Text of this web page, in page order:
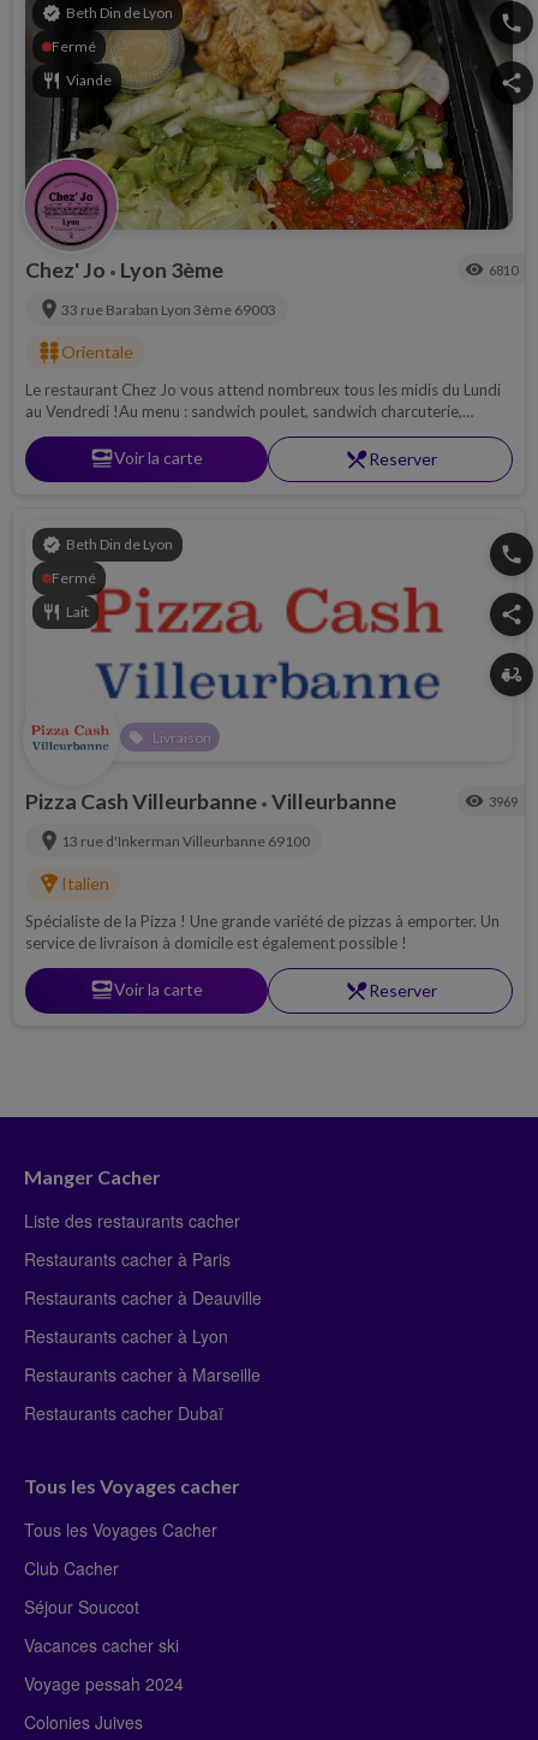
verified Beth Din de Lyon
Fermé
restaurant Viande
phone
share
Chez' Jo • Lyon 3ème visibility 6810
location_on 33 rue Baraban Lyon 3ème 69003
kebab_diningOrientale
Le restaurant Chez Jo vous attend nombreux tous les midis du Lundi
au Vendredi !Au menu : sandwich poulet, sandwich charcuterie,
sandwich tunisien, sandwich boulette ou encore le célèbre sandwich
merguez, il y en a pour tous les goûts Chez Jo !
set_mealVoir la carte restaurant_menuReserver
verified Beth Din de Lyon
Fermé
restaurant Lait
local_offer Livraison
phone
share
delivery_dining
Pizza Cash Villeurbanne • Villeurbanne visibility 3969
location_on 13 rue d'Inkerman Villeurbanne 69100
local_pizzaItalien
Spécialiste de la Pizza ! Une grande variété de pizzas à emporter. Un
service de livraison à domicile est également possible !
set_mealVoir la carte restaurant_menuReserver
Manger Cacher
Liste des restaurants cacher
Restaurants cacher à Paris
Restaurants cacher à Deauville
Restaurants cacher à Lyon
Restaurants cacher à Marseille
Restaurants cacher Dubaï
Tous les Voyages cacher
Tous les Voyages Cacher
Club Cacher
Séjour Souccot
Vacances cacher ski
Voyage pessah 2024
Colonies Juives